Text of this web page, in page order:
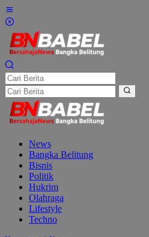
Lewati
ke
konten
News
Bangka Belitung
Bisnis
Politik
Hukrim
Olahraga
Lifestyle
Techno